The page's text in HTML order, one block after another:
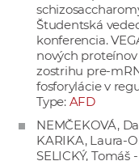
Študentská
konferencia.
nových
zostrihu pre-
fosforylácie v
Type: AFD
NEMČEKOVÁ,
KARIKA, Laura-
SELICKÝ,